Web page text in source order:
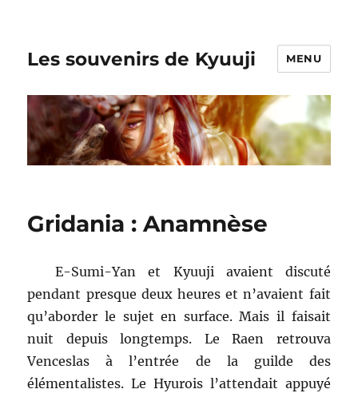
Les souvenirs de Kyuuji MENU
Gridania : Anamnèse
E-Sumi-Yan et Kyuuji avaient discuté
pendant presque deux heures et n’avaient fait
qu’aborder le sujet en surface. Mais il faisait
nuit depuis longtemps. Le Raen retrouva
Venceslas à l’entrée de la guilde des
élémentalistes. Le Hyurois l’attendait appuyé